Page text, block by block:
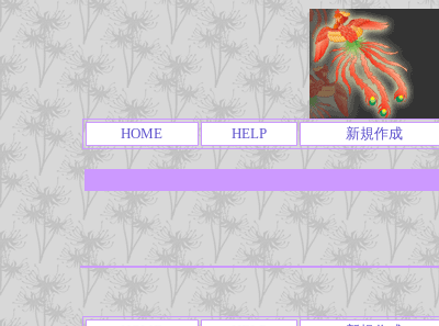
HOME HELP 新規作成